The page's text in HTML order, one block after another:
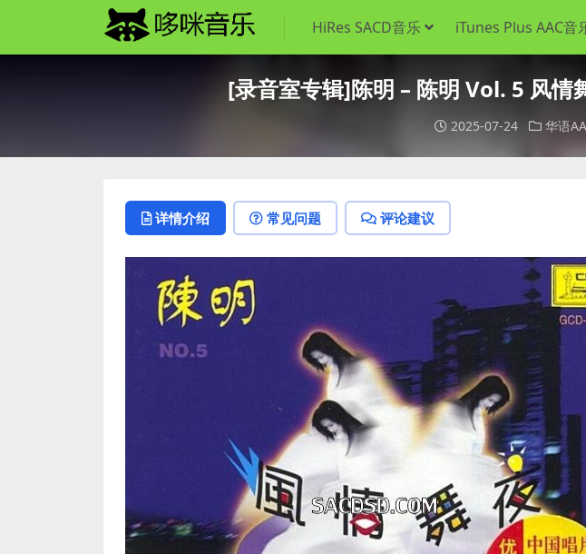
HiRes SACD音乐 iTunes Plus AAC音
[录音室专辑]陈明 – 陈明 Vol. 5 风
2025-07-24 华语
详情介绍 常见问题 评论建议